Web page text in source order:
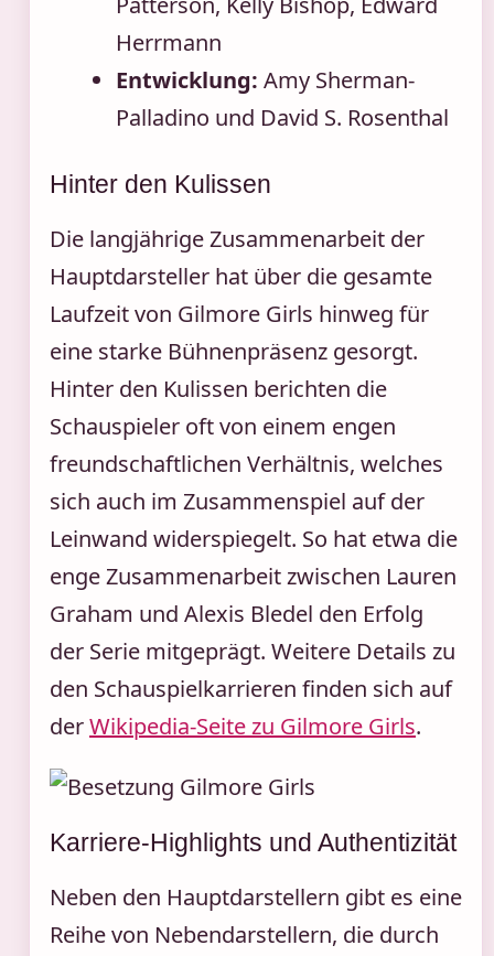
Herrmann
Entwicklung: Amy Sherman-
Palladino und David S. Rosenthal
Hinter den Kulissen
Die langjährige Zusammenarbeit der
Hauptdarsteller hat über die gesamte
Laufzeit von Gilmore Girls hinweg für
eine starke Bühnenpräsenz gesorgt.
Hinter den Kulissen berichten die
Schauspieler oft von einem engen
freundschaftlichen Verhältnis, welches
sich auch im Zusammenspiel auf der
Leinwand widerspiegelt. So hat etwa die
enge Zusammenarbeit zwischen Lauren
Graham und Alexis Bledel den Erfolg
der Serie mitgeprägt. Weitere Details zu
den Schauspielkarrieren finden sich auf
derWikipedia-Seite zu Gilmore Girls.
Karriere-Highlights und Authentizität
Neben den Hauptdarstellern gibt es eine
Reihe von Nebendarstellern, die durch